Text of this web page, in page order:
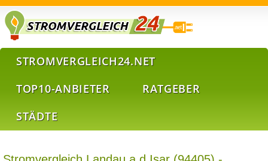
STROMVERGLEICH24.NET
TOP10-ANBIETER
RATGEBER
STÄDTE